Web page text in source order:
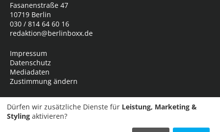
Fasanenstraße 47
10719 Berlin
030 / 814 64 60 16
redaktion@berlinboxx.de
Impressum
Datenschutz
Mediadaten
Zustimmung ändern
Dürfen wir zusätzliche Dienste für Leistung, Marketing &
Styling aktivieren?